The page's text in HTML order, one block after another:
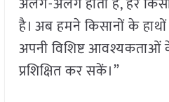
है। अब हमने किसानों के
अपनी विशिष्ट आवश्यकताओं
प्रशिक्षित कर सकें।”